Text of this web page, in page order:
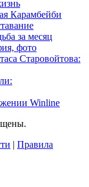
Карамбейби
за месяц
фото
Старовойтова:
Winline
| Правила